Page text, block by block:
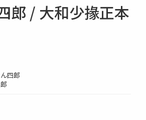
郎 / 大和少掾正本
四郎